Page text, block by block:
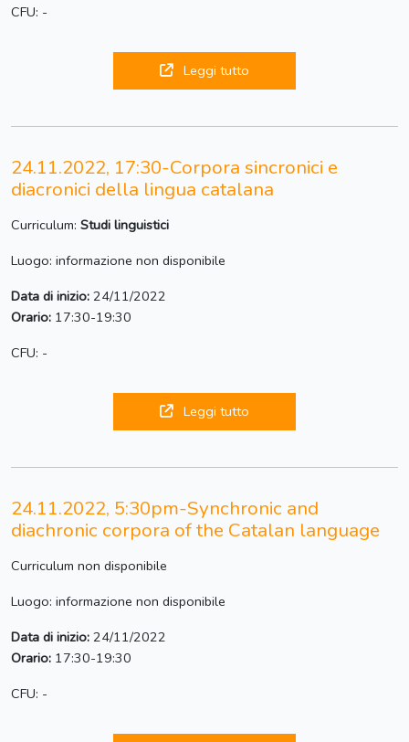
CFU: -
Leggi tutto
24.11.2022, 17:30-Corpora sincronici e
diacronici della lingua catalana
Curriculum: Studi linguistici
Luogo: informazione non disponibile
Data di inizio: 24/11/2022
Orario: 17:30-19:30
CFU: -
Leggi tutto
24.11.2022, 5:30pm-Synchronic and
diachronic corpora of the Catalan language
Curriculum non disponibile
Luogo: informazione non disponibile
Data di inizio: 24/11/2022
Orario: 17:30-19:30
CFU: -